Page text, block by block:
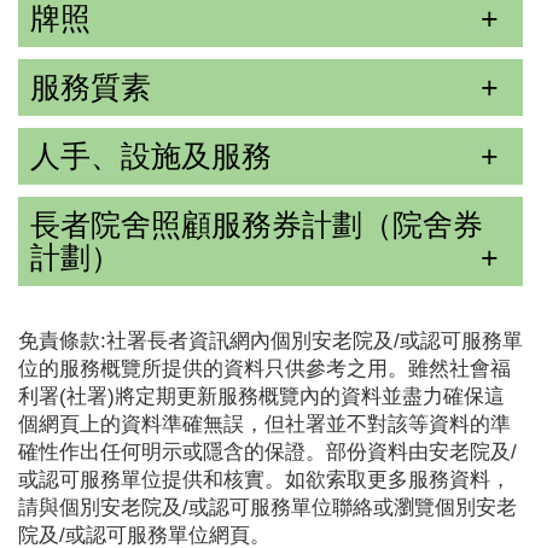
牌照
服務質素
人手、設施及服務
長者院舍照顧服務券計劃（院舍券
計劃）
免責條款:社署長者資訊網內個別安老院及/或認可服務單
位的服務概覽所提供的資料只供參考之用。雖然社會福
利署(社署)將定期更新服務概覽內的資料並盡力確保這
個網頁上的資料準確無誤，但社署並不對該等資料的準
確性作出任何明示或隱含的保證。部份資料由安老院及/
或認可服務單位提供和核實。如欲索取更多服務資料，
請與個別安老院及/或認可服務單位聯絡或瀏覽個別安老
院及/或認可服務單位網頁。